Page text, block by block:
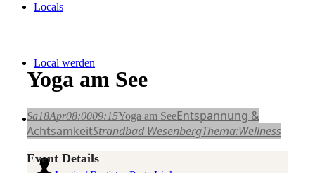
Locals
Local werden
Kontakt
Yoga am See
Sa18Apr08:0009:15Yoga am SeeEntspannung &
AchtsamkeitStrandbad WesenbergThema:Wellness
Event Details